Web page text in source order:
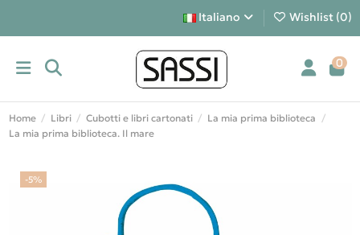
Italiano Wishlist (0)
0
Home Libri Cubotti e libri cartonati
La mia prima biblioteca
La mia prima biblioteca. Il mare
-5%